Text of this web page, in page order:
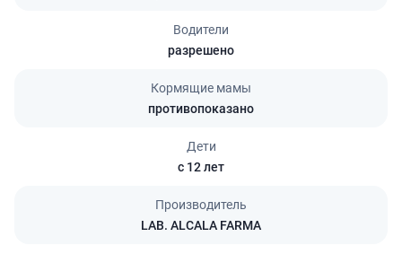
Водители
разрешено
Кормящие мамы
противопоказано
Дети
с 12 лет
Производитель
LAB. ALCALA FARMA